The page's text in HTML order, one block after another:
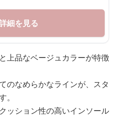
細を見る
上品なベージュカラーが特徴
のなめらかなラインが、スタ
。
ッション性の高いインソール